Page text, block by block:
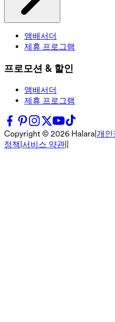
앰배서더
제휴 프로그램
프로모션 & 할인
앰배서더
제휴 프로그램
Copyright © 2026 Halara 개인
정책 서비스 약관